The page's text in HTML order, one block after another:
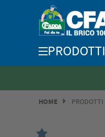
PRODOTTI
HOME PRODOTTI